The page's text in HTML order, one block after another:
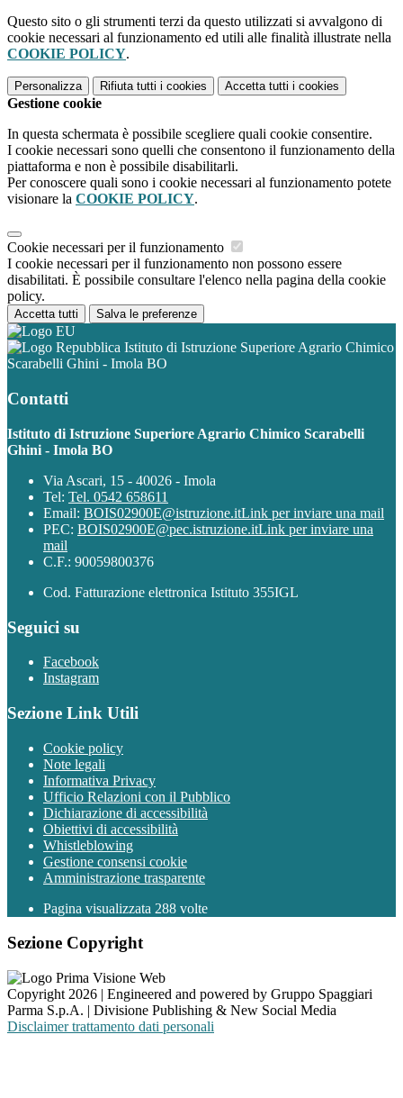
Questo sito o gli strumenti terzi da questo utilizzati si avvalgono di
cookie necessari al funzionamento ed utili alle finalità illustrate nella
COOKIE POLICY.
Personalizza Rifiuta tutti i cookies Accetta tutti i cookies
Gestione cookie
In questa schermata è possibile scegliere quali cookie consentire.
I cookie necessari sono quelli che consentono il funzionamento della
piattaforma e non è possibile disabilitarli.
Per conoscere quali sono i cookie necessari al funzionamento potete
visionare la COOKIE POLICY.
Cookie necessari per il funzionamento
I cookie necessari per il funzionamento non possono essere
disabilitati. È possibile consultare l'elenco nella pagina della cookie
policy.
Accetta tutti Salva le preferenze
Istituto di Istruzione Superiore Agrario Chimico
Scarabelli Ghini - Imola BO
Contatti
Istituto di Istruzione Superiore Agrario Chimico Scarabelli
Ghini - Imola BO
Via Ascari, 15 - 40026 - Imola
Tel: Tel. 0542 658611
Email: BOIS02900E@istruzione.itLink per inviare una mail
PEC: BOIS02900E@pec.istruzione.itLink per inviare una
mail
C.F.: 90059800376
Cod. Fatturazione elettronica Istituto 355IGL
Seguici su
Facebook
Instagram
Sezione Link Utili
Cookie policy
Note legali
Informativa Privacy
Ufficio Relazioni con il Pubblico
Dichiarazione di accessibilità
Obiettivi di accessibilità
Whistleblowing
Gestione consensi cookie
Amministrazione trasparente
Pagina visualizzata 288 volte
Sezione Copyright
Copyright 2026 | Engineered and powered by Gruppo Spaggiari
Parma S.p.A. | Divisione Publishing & New Social Media
Disclaimer trattamento dati personali